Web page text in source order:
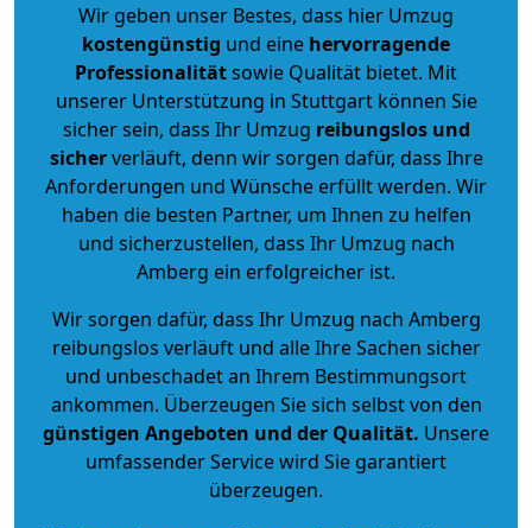
Wir geben unser Bestes, dass hier Umzug
kostengünstig und eine hervorragende
Professionalitätsowie Qualität bietet. Mit
unserer Unterstützung in Stuttgart können Sie
sicher sein, dass Ihr Umzug reibungslos und
sicherverläuft, denn wir sorgen dafür, dass Ihre
Anforderungen und Wünsche erfüllt werden. Wir
haben die besten Partner, um Ihnen zu helfen
und sicherzustellen, dass Ihr Umzug nach
Amberg ein erfolgreicher ist.
Wir sorgen dafür, dass Ihr Umzug nach Amberg
reibungslos verläuft und alle Ihre Sachen sicher
und unbeschadet an Ihrem Bestimmungsort
ankommen. Überzeugen Sie sich selbst von den
günstigen Angeboten und der Qualität. Unsere
umfassender Service wird Sie garantiert
überzeugen.